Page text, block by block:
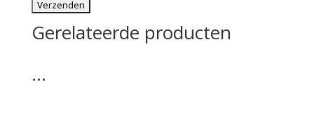
Gerelateerde producten
…